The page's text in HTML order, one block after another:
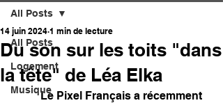
All Posts
Logement
Musique
All Posts
Du son sur les toits "dans
la tête" de Léa Elka
14 juin 2024 1 min de lecture
	Le Pixel Français a récemment